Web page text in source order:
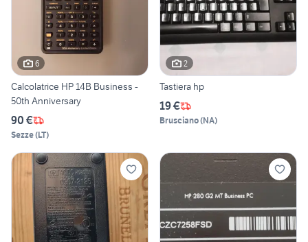
6
Calcolatrice HP 14B Business -
50th Anniversary
90 €
Sezze(LT)
2
Tastiera hp
19 €
Brusciano(NA)